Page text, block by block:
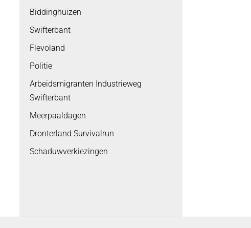
Biddinghuizen
Swifterbant
Flevoland
Politie
Arbeidsmigranten Industrieweg
Swifterbant
Meerpaaldagen
Dronterland Survivalrun
Schaduwverkiezingen